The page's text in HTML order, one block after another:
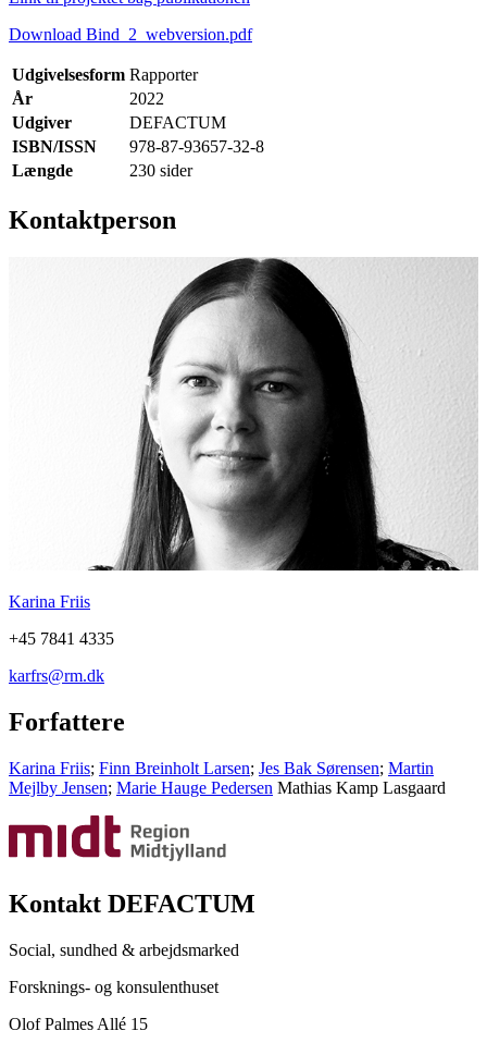
Download Bind_2_webversion.pdf
Udgivelsesform Rapporter
År
2022
Udgiver
DEFACTUM
ISBN/ISSN
978-87-93657-32-8
Længde
230 sider
Kontaktperson
Karina Friis
+45 7841 4335
karfrs@rm.dk
Forfattere
Karina Friis; Finn Breinholt Larsen; Jes Bak Sørensen; Martin
Mejlby Jensen; Marie Hauge Pedersen Mathias Kamp Lasgaard
Kontakt DEFACTUM
Social, sundhed & arbejdsmarked
Forsknings- og konsulenthuset
Olof Palmes Allé 15